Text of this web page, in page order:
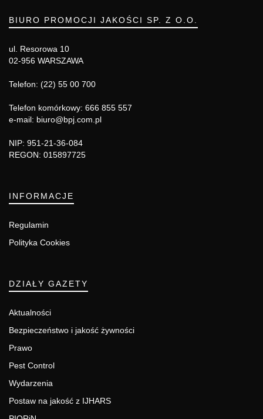
BIURO PROMOCJI JAKOŚCI SP. Z O.O.
ul. Resorowa 10
02-956 WARSZAWA
Telefon: (22) 55 00 700
Telefon komórkowy: 666 855 557
e-mail: biuro@bpj.com.pl
NIP: 951-21-36-084
REGON: 015897725
INFORMACJE
Regulamin
Polityka Cookies
DZIAŁY GAZETY
Aktualności
Bezpieczeństwo i jakość żywności
Prawo
Pest Control
Wydarzenia
Postaw na jakość z IJHARS